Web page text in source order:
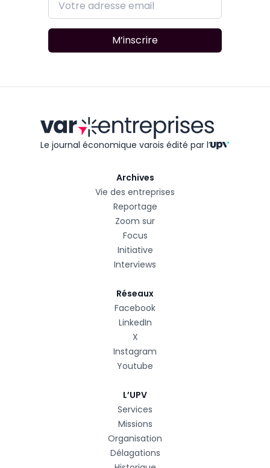
M’inscrire
Le journal économique varois édité par l’
Archives
Vie des entreprises
Reportage
Zoom sur
Focus
Initiative
Interviews
Réseaux
Facebook
LinkedIn
X
Instagram
Youtube
L’UPV
Services
Missions
Organisation
Délagations